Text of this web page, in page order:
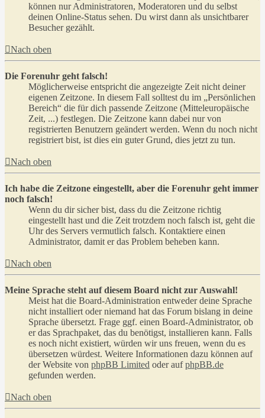
können nur Administratoren, Moderatoren und du selbst
deinen Online-Status sehen. Du wirst dann als unsichtbarer
Besucher gezählt.
Nach oben
Die Forenuhr geht falsch!
Möglicherweise entspricht die angezeigte Zeit nicht deiner
eigenen Zeitzone. In diesem Fall solltest du im „Persönlichen
Bereich“ die für dich passende Zeitzone (Mitteleuropäische
Zeit, ...) festlegen. Die Zeitzone kann dabei nur von
registrierten Benutzern geändert werden. Wenn du noch nicht
registriert bist, ist dies ein guter Grund, dies jetzt zu tun.
Nach oben
Ich habe die Zeitzone eingestellt, aber die Forenuhr geht immer
noch falsch!
Wenn du dir sicher bist, dass du die Zeitzone richtig
eingestellt hast und die Zeit trotzdem noch falsch ist, geht die
Uhr des Servers vermutlich falsch. Kontaktiere einen
Administrator, damit er das Problem beheben kann.
Nach oben
Meine Sprache steht auf diesem Board nicht zur Auswahl!
Meist hat die Board-Administration entweder deine Sprache
nicht installiert oder niemand hat das Forum bislang in deine
Sprache übersetzt. Frage ggf. einen Board-Administrator, ob
er das Sprachpaket, das du benötigst, installieren kann. Falls
es noch nicht existiert, würden wir uns freuen, wenn du es
übersetzen würdest. Weitere Informationen dazu können auf
der Website von phpBB Limited oder aufphpBB.de
gefunden werden.
Nach oben